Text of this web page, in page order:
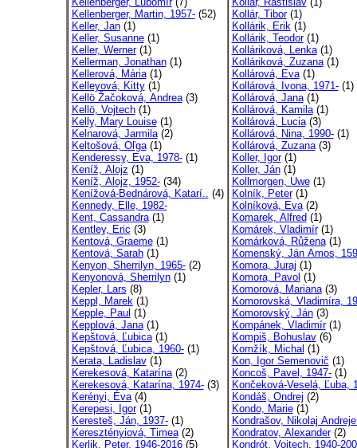
Kellenberger, Martin, 1957-(52)
Keller, Jan(1)
Keller, Susanne(1)
Keller, Werner(1)
Kellerman, Jonathan(1)
Kellerová, Mária(1)
Kelleyová, Kitty(1)
Kellö Žačoková, Andrea(3)
Kellö, Vojtech(1)
Kelly, Mary Louise(1)
Kelnarová, Jarmila(2)
Keltošová, Oľga(1)
Kenderessy, Eva, 1978-(1)
Keníž, Alojz (1)
Keníž, Alojz, 1952-(34)
Kenížová-Bednárová, Katarí.. (4)
Kennedy, Elle, 1982-
Kent, Cassandra(1)
Kentley, Eric (3)
Kentová, Graeme(1)
Kentová, Sarah(1)
Kenyon, Sherrilyn, 1965-(2)
Kenyonová, Sherrilyn(1)
Kepler, Lars (8)
Keppl, Marek(1)
Kepple, Paul (1)
Kepplová, Jana(1)
Kepštová, Ľubica(1)
Kepštová, Ľubica, 1960-(1)
Kerata, Ladislav(1)
Kerekesová, Katarína(2)
Kerekesová, Katarína, 1974-(3)
Kerényi, Éva(4)
Kerepesi, Igor(1)
Keresteš, Ján, 1937-(1)
Keresztényiová, Timea(2)
Kerlik, Peter, 1946-2016(5)
Kollár, Tibor(1)
Kollárik, Erik(1)
Kollárik, Teodor(1)
Kolláriková, Lenka(1)
Kolláriková, Zuzana(1)
Kollárová, Eva(1)
Kollárová, Ivona, 1971-(1)
Kollárová, Jana(1)
Kollárová, Kamila(1)
Kollárová, Lucia(3)
Kollárová, Nina, 1990-(1)
Kollárová, Zuzana(3)
Koller, Igor(1)
Koller, Ján(1)
Kollmorgen, Uwe(1)
Kolník, Peter(1)
Kolníková, Eva(2)
Komarek, Alfred (1)
Komárek, Vladimír(1)
Komárková, Růžena(1)
Komenský, Ján Amos,
Komora, Juraj (1)
Komora, Pavol (1)
Komorová, Mariana(3)
Komorovská, Vladimíra,
Komorovský, Ján(3)
Kompánek, Vladimír(1)
Kompiš, Bohuslav(6)
Komžík, Michal (1)
Kon, Igor Semenovič (1)
Koncoš, Pavel, 1947-(1)
Končeková-Veselá, Ľuba,
Kondáš, Ondrej (2)
Kondo, Marie(1)
Kondrašov, Nikolaj
Kondratov, Alexander(2)
Kondrót, Vojtech, 1940-